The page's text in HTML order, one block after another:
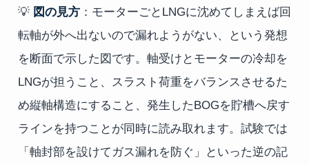
💡 図の見方：モーターごとLNGに沈めてしまえば回
転軸が外へ出ないので漏れようがない、という発想
を断面で示した図です。軸受けとモーターの冷却を
LNGが担うこと、スラスト荷重をバランスさせるた
め縦軸構造にすること、発生したBOGを貯槽へ戻す
ラインを持つことが同時に読み取れます。試験では
「軸封部を設けてガス漏れを防ぐ」といった逆の記